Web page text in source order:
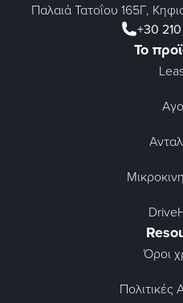
Παλαιά Τατοΐου 165Γ,
+30
Το
Όροι
Πολιτικές